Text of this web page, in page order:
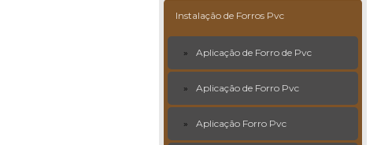
Instalação de Forros Pvc
Aplicação de Forro de Pvc
Aplicação de Forro Pvc
Aplicação Forro Pvc